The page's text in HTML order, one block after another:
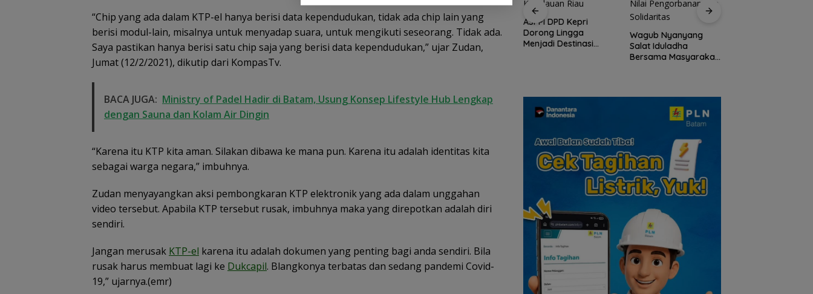
“Chip yang ada dalam KTP-el hanya berisi data kependudukan, tidak ada chip lain yang
berisi modul-lain, misalnya untuk menyadap suara, untuk mengikuti seseorang. Tidak ada.
Saya pastikan hanya berisi satu chip saja yang berisi data kependudukan,” ujar Zudan,
Jumat (12/2/2021), dikutip dari KompasTv.
BACA JUGA: Ministry of Padel Hadir di Batam, Usung Konsep Lifestyle Hub Lengkap
dengan Sauna dan Kolam Air Dingin
“Karena itu KTP kita aman. Silakan dibawa ke mana pun. Karena itu adalah identitas kita
sebagai warga negara,” imbuhnya.
Zudan menyayangkan aksi pembongkaran KTP elektronik yang ada dalam unggahan
video tersebut. Apabila KTP tersebut rusak, imbuhnya maka yang direpotkan adalah diri
sendiri.
Jangan merusak KTP-el karena itu adalah dokumen yang penting bagi anda sendiri. Bila
rusak harus membuat lagi ke Dukcapil. Blangkonya terbatas dan sedang pandemi Covid-
19,” ujarnya.(emr)
Dugaan Penipuan
Rekrutmen Calon
Anggota Polri di
Diselesaikan Secara
Kekeluargaan
Demo di Jakarta,
ASPEK Desak Satgas
PKH Tinjau Kerusakan
Hutan di Kabupaten
Wisata dan Budaya
dari Batam ke Lingga
ASPPI DPD Kepri
Dorong Lingga
Menjadi Destinasi
Wisata Unggulan
Wagub Nyanyang
Salat Iduladha
Peringati HPN 2026,
Komunitas Jurnalis
hingga Ziarah Makam
Tokoh Pers